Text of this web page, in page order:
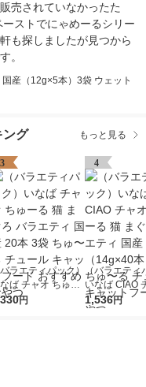
売されていなかったた
ストでにゃめーるシリー
も探しましたが見つから
。
産（12g×5本）3袋 ウェット
ング もっと見る
3
バラエティパック）
ば チャオ ちゅー
猫 まぐろ バラエテ
円
4
（バラエティ
いなば CIAO
ちゅーる 猫
1,536円